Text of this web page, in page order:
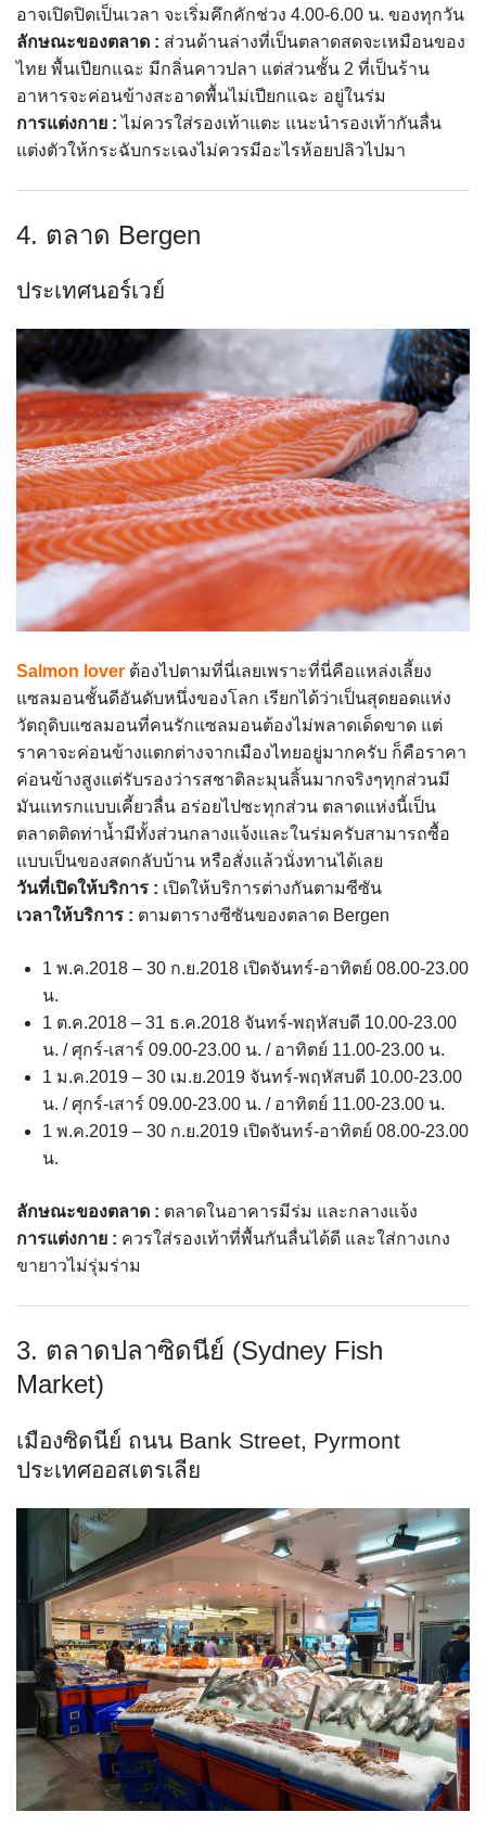
อาจเปิดปิดเป็นเวลา จะเริ่มคึกคักช่วง 4.00-6.00 น. ของทุกวัน
ลักษณะของตลาด : ส่วนด้านล่างที่เป็นตลาดสดจะเหมือนของ
ไทย พื้นเปียกแฉะ มีกลิ่นคาวปลา แต่ส่วนชั้น 2 ที่เป็นร้าน
อาหารจะค่อนข้างสะอาดพื้นไม่เปียกแฉะ อยู่ในร่ม
การแต่งกาย : ไม่ควรใส่รองเท้าแตะ แนะนำรองเท้ากันลื่น
แต่งตัวให้กระฉับกระเฉงไม่ควรมีอะไรห้อยปลิวไปมา
4. ตลาด Bergen
ประเทศนอร์เวย์
Salmon lover ต้องไปตามที่นี่เลยเพราะที่นี่คือแหล่งเลี้ยง
แซลมอนชั้นดีอันดับหนึ่งของโลก เรียกได้ว่าเป็นสุดยอดแห่ง
วัตถุดิบแซลมอนที่คนรักแซลมอนต้องไม่พลาดเด็ดขาด แต่
ราคาจะค่อนข้างแตกต่างจากเมืองไทยอยู่มากครับ ก็คือราคา
ค่อนข้างสูงแต่รับรองว่ารสชาติละมุนลิ้นมากจริงๆทุกส่วนมี
มันแทรกแบบเคี้ยวลื่น อร่อยไปซะทุกส่วน ตลาดแห่งนี้เป็น
ตลาดติดท่าน้ำมีทั้งส่วนกลางแจ้งและในร่มครับสามารถซื้อ
แบบเป็นของสดกลับบ้าน หรือสั่งแล้วนั่งทานได้เลย
วันที่เปิดให้บริการ : เปิดให้บริการต่างกันตามซีซัน
เวลาให้บริการ : ตามตารางซีซันของตลาด Bergen
1 พ.ค.2018 – 30 ก.ย.2018 เปิดจันทร์-อาทิตย์ 08.00-23.00
น.
1 ต.ค.2018 – 31 ธ.ค.2018 จันทร์-พฤหัสบดี 10.00-23.00
น. / ศุกร์-เสาร์ 09.00-23.00 น. / อาทิตย์ 11.00-23.00 น.
1 ม.ค.2019 – 30 เม.ย.2019 จันทร์-พฤหัสบดี 10.00-23.00
น. / ศุกร์-เสาร์ 09.00-23.00 น. / อาทิตย์ 11.00-23.00 น.
1 พ.ค.2019 – 30 ก.ย.2019 เปิดจันทร์-อาทิตย์ 08.00-23.00
น.
ลักษณะของตลาด : ตลาดในอาคารมีร่ม และกลางแจ้ง
การแต่งกาย : ควรใส่รองเท้าที่พื้นกันลื่นได้ดี และใส่กางเกง
ขายาวไม่รุ่มร่าม
3. ตลาดปลาซิดนีย์ (Sydney Fish
Market)
เมืองซิดนีย์ ถนน Bank Street, Pyrmont
ประเทศออสเตรเลีย